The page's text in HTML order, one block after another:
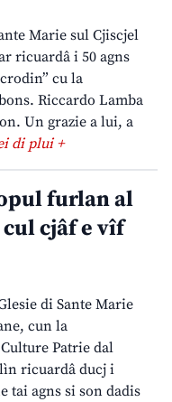
Marie sul Cjiscjel
ricuardâ i 50 agns
cu la
Riccardo Lamba
Un grazie a lui, a
di plui +
furlan al
cjâf e vîf
di Sante Marie
cun la
Patrie dal
ricuardâ ducj i
tai agns si son dadis